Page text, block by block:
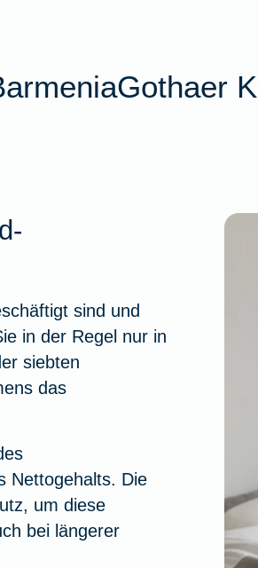
sind und
in der Regel nur in
siebten
das
Nettogehalts. Die
um diese
bei längerer